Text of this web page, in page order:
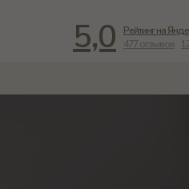
Рейтинг на
477 отзывов
5,0
/
Контакты